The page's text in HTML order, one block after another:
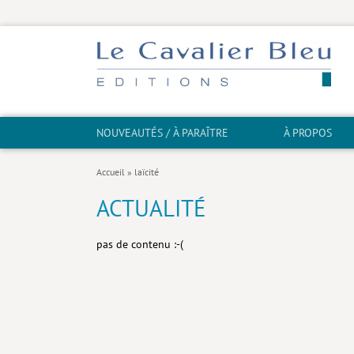
NOUVEAUTÉS / À PARAÎTRE À PROPOS
Accueil » laïcité
ACTUALITÉ
pas de contenu :-(